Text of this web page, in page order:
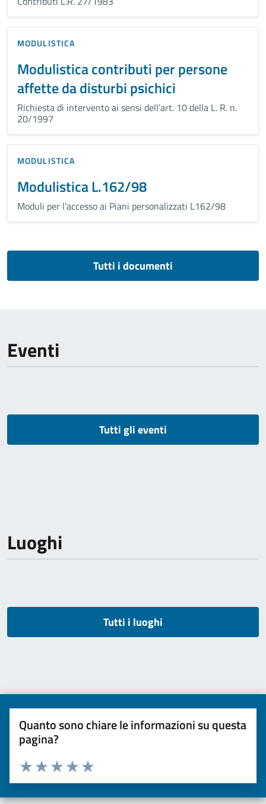
MODULISTICA
Modulistica contributi per persone
affette da disturbi psichici
Richiesta di intervento ai sensi dell’art. 10 della L. R. n.
20/1997
MODULISTICA
Modulistica L.162/98
Moduli per l'accesso ai Piani personalizzati L162/98
Tutti i documenti
Eventi
Tutti gli eventi
Luoghi
Tutti i luoghi
Quanto sono chiare le informazioni su questa
pagina?
Valuta da 1 a 5 stelle la pagina
Valuta 5 stelle su 5
Valuta 4 stelle su 5
Valuta 3 stelle su 5
Valuta 2 stelle su 5
Valuta una stella su 5